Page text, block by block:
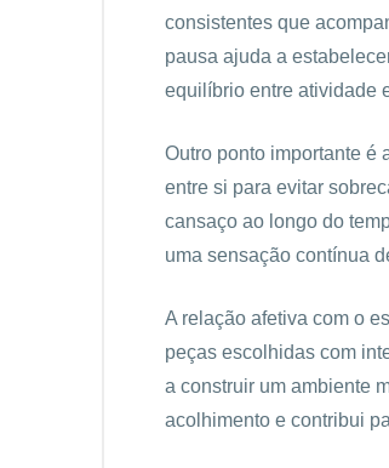
consistentes que
pausa ajuda a
equilíbrio entre atividade
Outro ponto importante é
entre si para evitar
cansaço ao longo do
uma sensação contínua
A relação afetiva com o
peças escolhidas com
a construir um ambiente
acolhimento e contribui